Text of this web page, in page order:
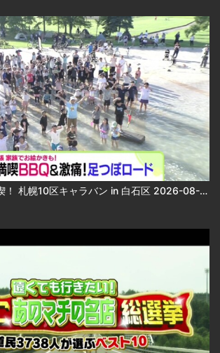
絶品BBQで夏を満喫！ 札幌10区キャラバン in 白石区 2026-08-06